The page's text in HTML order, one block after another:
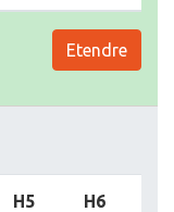
Etendre
H5 H6